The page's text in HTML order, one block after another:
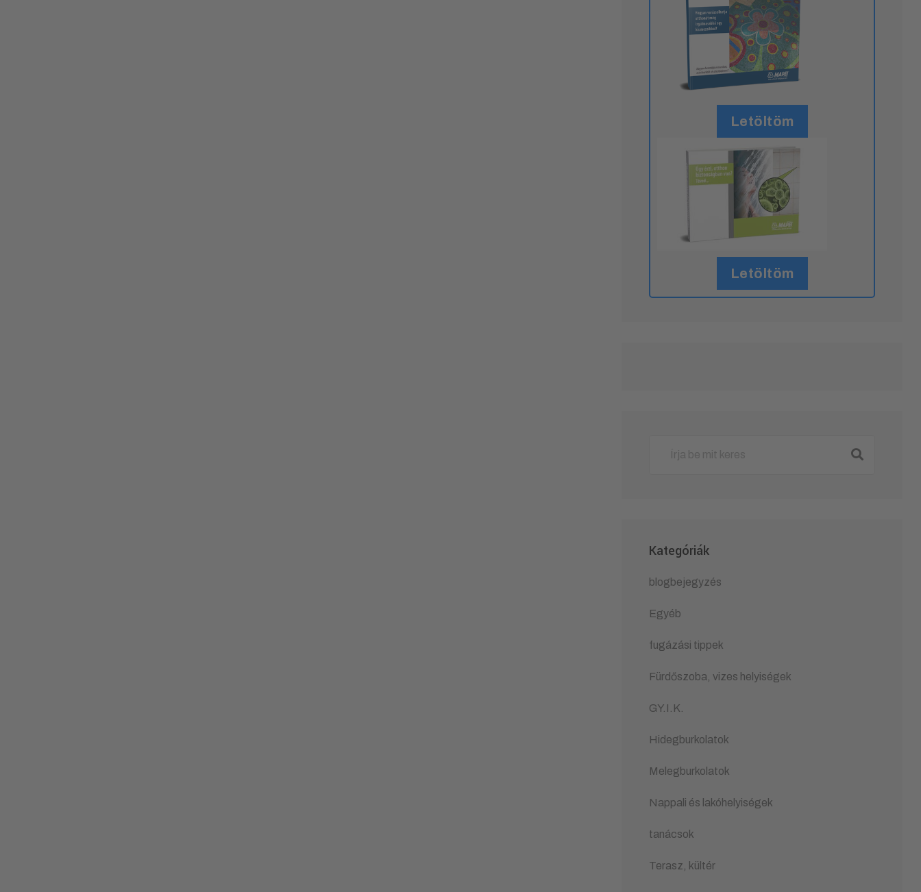
Letöltöm
Letöltöm
Kategóriák
blogbejegyzés
Egyéb
fugázási tippek
Fürdőszoba, vizes helyiségek
GY.I.K.
Hidegburkolatok
Melegburkolatok
Nappali és lakóhelyiségek
tanácsok
Terasz, kültér